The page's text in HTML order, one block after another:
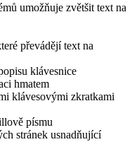
umožňuje zvětšit text na
převádějí text na
klávesnice
hmatem
klávesovými zkratkami
písmu
stránek usnadňující